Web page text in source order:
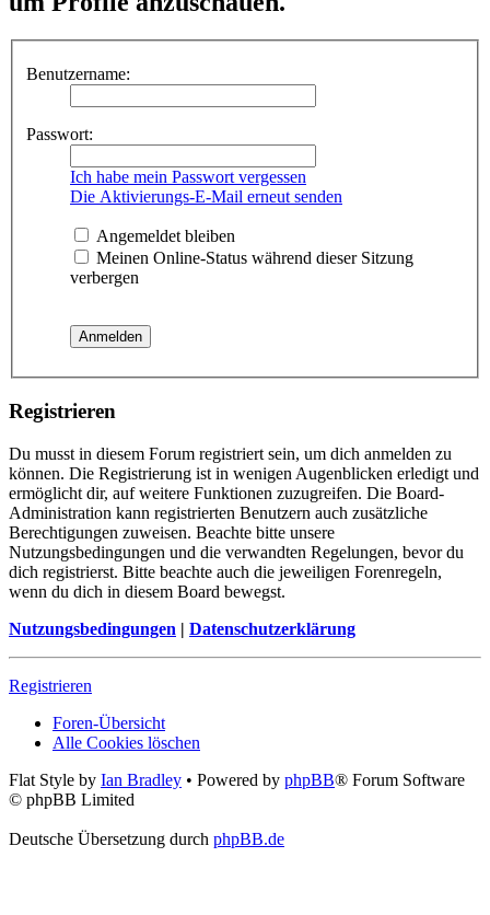
Benutzername:
Passwort:
Ich habe mein Passwort vergessen
Die Aktivierungs-E-Mail erneut senden
Angemeldet bleiben
Meinen Online-Status während dieser Sitzung
verbergen
Registrieren
Du musst in diesem Forum registriert sein, um dich anmelden zu
können. Die Registrierung ist in wenigen Augenblicken erledigt und
ermöglicht dir, auf weitere Funktionen zuzugreifen. Die Board-
Administration kann registrierten Benutzern auch zusätzliche
Berechtigungen zuweisen. Beachte bitte unsere
Nutzungsbedingungen und die verwandten Regelungen, bevor du
dich registrierst. Bitte beachte auch die jeweiligen Forenregeln,
wenn du dich in diesem Board bewegst.
Nutzungsbedingungen | Datenschutzerklärung
Registrieren
Foren-Übersicht
Alle Cookies löschen
Flat Style by Ian Bradley • Powered by phpBB® Forum Software
© phpBB Limited
Deutsche Übersetzung durch phpBB.de